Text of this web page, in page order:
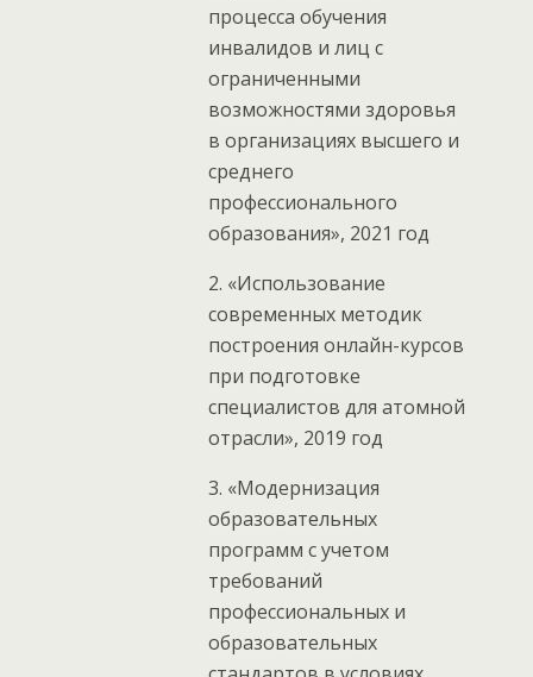
процесса обучения
инвалидов и лиц с
ограниченными
возможностями здоровья
в организациях высшего и
среднего
профессионального
образования», 2021 год
2. «Использование
современных методик
построения онлайн-курсов
при подготовке
специалистов для атомной
отрасли», 2019 год
3. «Модернизация
образовательных
программ с учетом
требований
профессиональных и
образовательных